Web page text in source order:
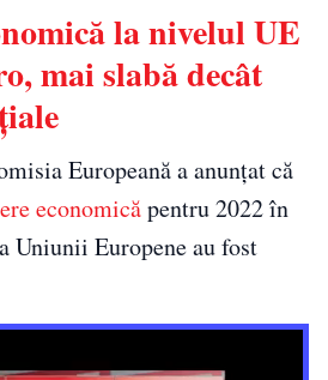
la nivelul UE
mai slabă decât
Europeană a anunţat că
economicăpentru 2022 în
Uniunii Europene au fost